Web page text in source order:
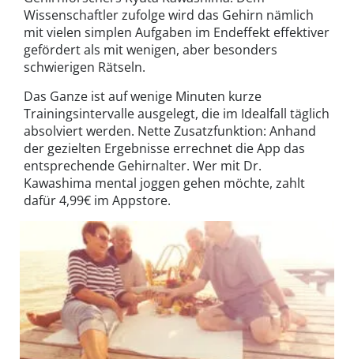
Wissenschaftler zufolge wird das Gehirn nämlich
mit vielen simplen Aufgaben im Endeffekt effektiver
gefördert als mit wenigen, aber besonders
schwierigen Rätseln.
Das Ganze ist auf wenige Minuten kurze
Trainingsintervalle ausgelegt, die im Idealfall täglich
absolviert werden. Nette Zusatzfunktion: Anhand
der gezielten Ergebnisse errechnet die App das
entsprechende Gehirnalter. Wer mit Dr.
Kawashima mental joggen gehen möchte, zahlt
dafür 4,99€ im Appstore.